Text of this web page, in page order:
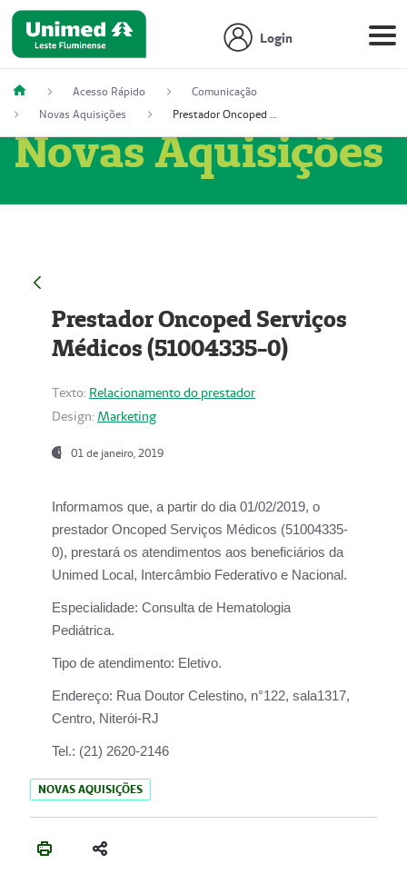
Login
Acesso Rápido
Comunicação
Novas Aquisições
Prestador Oncoped Serviços Médicos (51004335-0)
Novas Aquisições
Prestador Oncoped Serviços
Médicos (51004335-0)
Texto: Relacionamento do prestador
Design: Marketing
01 de janeiro, 2019
Informamos que, a partir do dia 01/02/2019, o
prestador Oncoped Serviços Médicos (51004335-
0), prestará os atendimentos aos beneficiários da
Unimed Local, Intercâmbio Federativo e Nacional.
Especialidade: Consulta de Hematologia
Pediátrica.
Tipo de atendimento: Eletivo.
Endereço: Rua Doutor Celestino, n°122, sala1317,
Centro, Niterói-RJ
Tel.: (21) 2620-2146
NOVAS AQUISIÇÕES